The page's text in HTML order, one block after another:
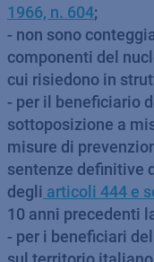
1966, n. 604;
- non sono
componenti del
cui risiedono in
- per il beneficiario
sottoposizione a
misure di
sentenze definitive
degli articoli 444 e
10 anni precedenti
- per i beneficiari